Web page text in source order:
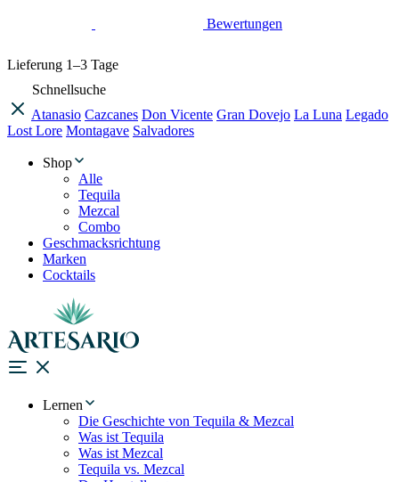
Bewertungen
Lieferung 1–3 Tage
Schnellsuche
Atanasio Cazcanes Don Vicente Gran Dovejo La Luna Legado
Lost Lore Montagave Salvadores
Shop
Alle
Tequila
Mezcal
Combo
Geschmacksrichtung
Marken
Cocktails
Lernen
Die Geschichte von Tequila & Mezcal
Was ist Tequila
Was ist Mezcal
Tequila vs. Mezcal